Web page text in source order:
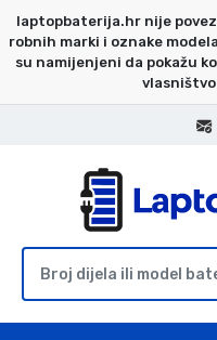
laptopbaterija.hr nije
robnih marki i oznake
su namijenjeni da pokažu